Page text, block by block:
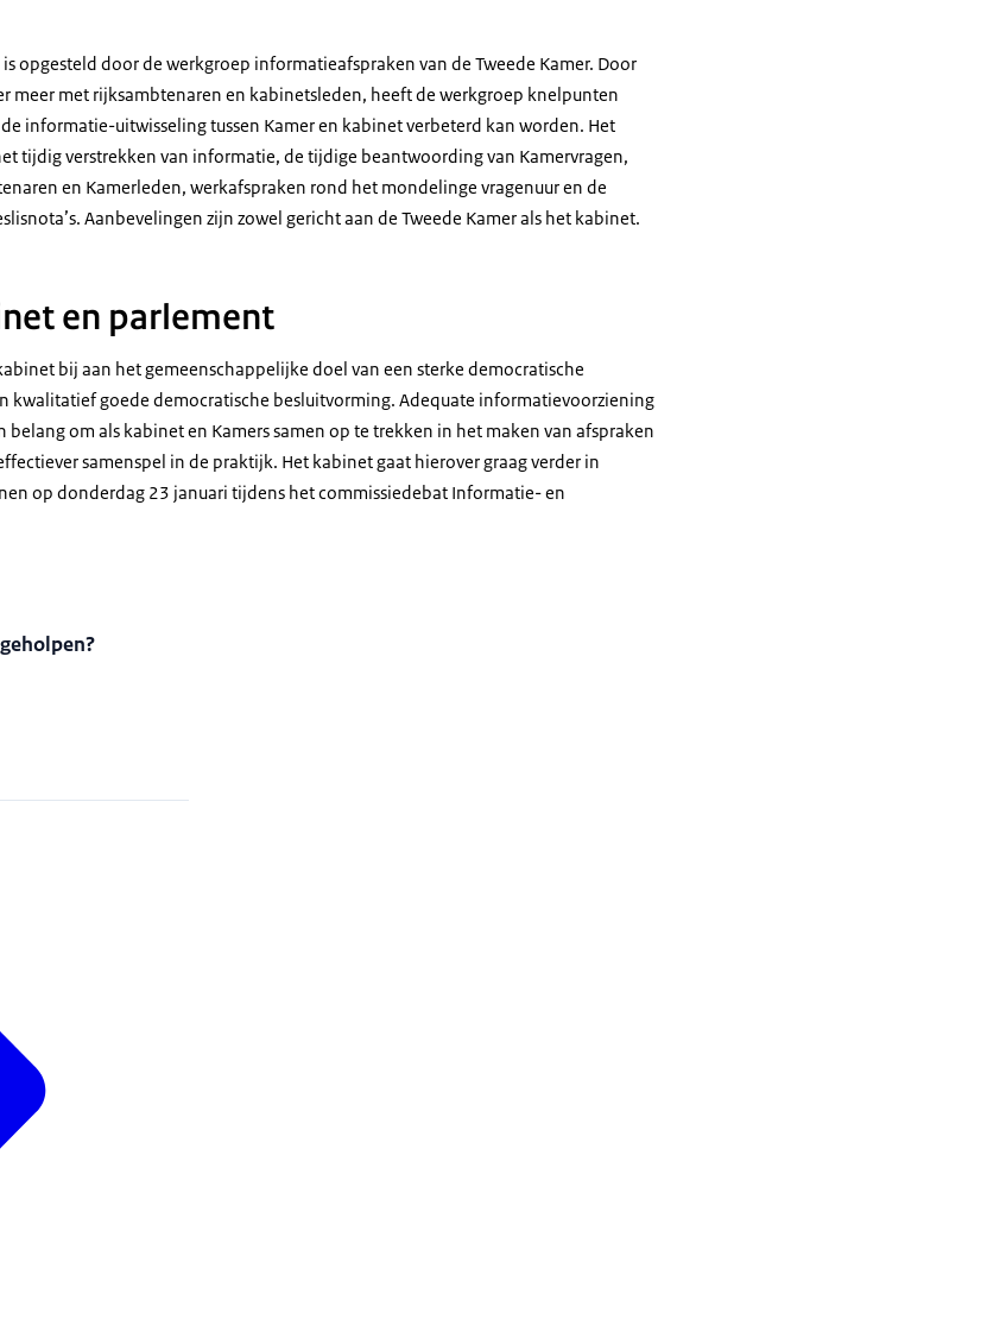
opgesteld door de werkgroep informatieafspraken van de Tweede Kamer. Door
meer met rijksambtenaren en kabinetsleden, heeft de werkgroep knelpunten
informatie-uitwisseling tussen Kamer en kabinet verbeterd kan worden. Het
tijdig verstrekken van informatie, de tijdige beantwoording van Kamervragen,
en Kamerleden, werkafspraken rond het mondelinge vragenuur en de
Aanbevelingen zijn zowel gericht aan de Tweede Kamer als het kabinet.
en parlement
bij aan het gemeenschappelijke doel van een sterke democratische
kwalitatief goede democratische besluitvorming. Adequate informatievoorziening
belang om als kabinet en Kamers samen op te trekken in het maken van afspraken
samenspel in de praktijk. Het kabinet gaat hierover graag verder in
op donderdag 23 januari tijdens het commissiedebat Informatie- en